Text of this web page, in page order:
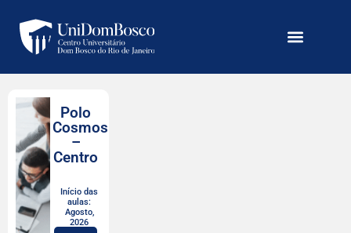
Polo
Cosmos
–
Centro
Início das
aulas:
Agosto,
2026